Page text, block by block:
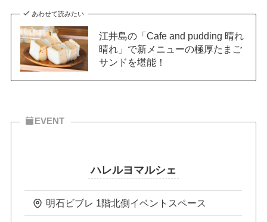
あわせて読みたい
江井島の「Cafe and pudding 晴れ
晴れ」で新メニューの極厚たまご
サンドを堪能！
EVENT
ハレルヨマルシェ
明石ビブレ 1階北側イベントスペース